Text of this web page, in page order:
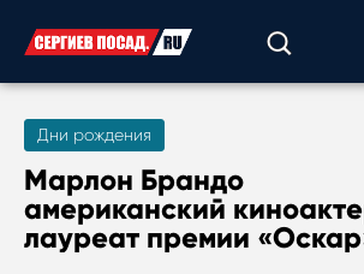
Дни рождения
Марлон Брандо
американский
лауреат премии